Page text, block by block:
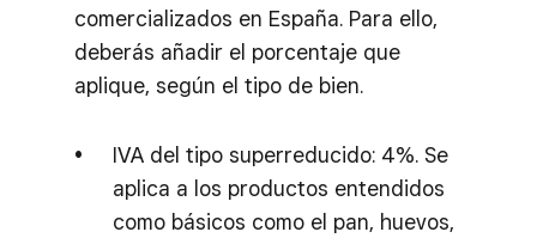
comercializados en España. Para ello,
deberás añadir el porcentaje que
aplique, según el tipo de bien.
IVA del tipo superreducido: 4%. Se
aplica a los productos entendidos
como básicos como el pan, huevos,